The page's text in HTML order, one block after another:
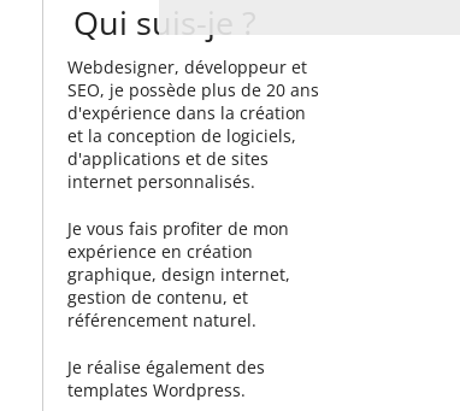
Qui suis-je ?
Webdesigner, développeur et
SEO, je possède plus de 20 ans
d'expérience dans la création
et la conception de logiciels,
d'applications et de sites
internet personnalisés.
Je vous fais profiter de mon
expérience en création
graphique, design internet,
gestion de contenu, et
référencement naturel.
Je réalise également des
templates Wordpress.